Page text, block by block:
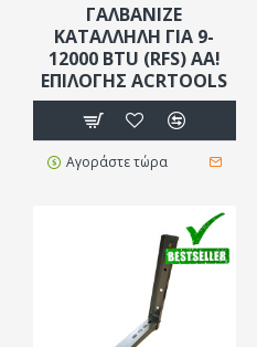
ΓΑΛΒΑΝΙΖΕ
ΚΑΤΑΛΛΗΛΗ ΓΙΑ 9-
12000 BTU (RFS) AA!
ΕΠΙΛΟΓΗΣ ACRTOOLS
Αγοράστε τώρα